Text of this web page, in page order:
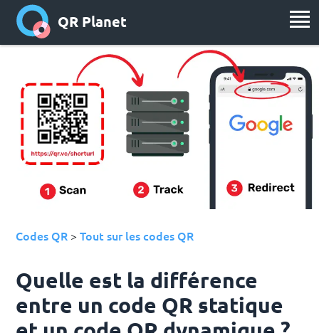
QR Planet
Codes QR >Tout sur les codes QR
Quelle est la différence
entre un code QR statique